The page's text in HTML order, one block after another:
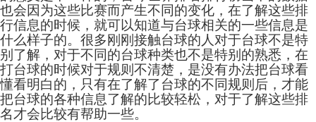
也会因为这些比赛而产生不同的变化，在了解这些排
行信息的时候，就可以知道与台球相关的一些信息是
什么样子的。很多刚刚接触台球的人对于台球不是特
别了解，对于不同的台球种类也不是特别的熟悉，在
打台球的时候对于规则不清楚，是没有办法把台球看
懂看明白的，只有在了解了台球的不同规则后，才能
把台球的各种信息了解的比较轻松，对于了解这些排
名才会比较有帮助一些。